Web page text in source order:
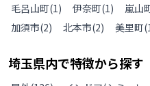
毛呂山町(1) 伊奈町(1) 嵐山
加須市(2) 北本市(2) 美里町(
埼玉県内で特徴から探す